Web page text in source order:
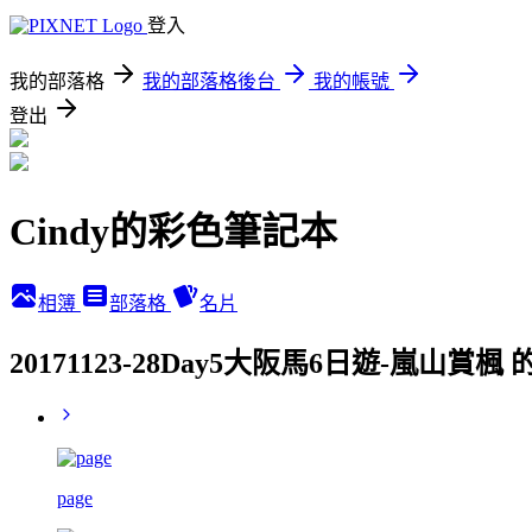
登入
我的部落格 我的部落格後台
我的帳號
登出
Cindy的彩色筆記本
相簿 部落格 名片
20171123-28Day5大阪馬6日遊-嵐山賞楓
page